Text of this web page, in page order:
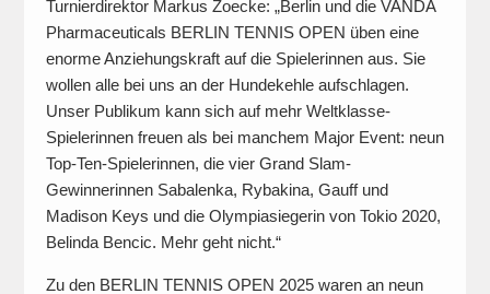
Turnierdirektor Markus Zoecke: „Berlin und die VANDA
Pharmaceuticals BERLIN TENNIS OPEN üben eine
enorme Anziehungskraft auf die Spielerinnen aus. Sie
wollen alle bei uns an der Hundekehle aufschlagen.
Unser Publikum kann sich auf mehr Weltklasse-
Spielerinnen freuen als bei manchem Major Event: neun
Top-Ten-Spielerinnen, die vier Grand Slam-
Gewinnerinnen Sabalenka, Rybakina, Gauff und
Madison Keys und die Olympiasiegerin von Tokio 2020,
Belinda Bencic. Mehr geht nicht.“
Zu den BERLIN TENNIS OPEN 2025 waren an neun